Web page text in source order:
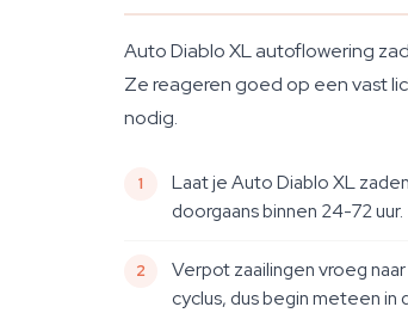
Auto Diablo XL autoflowering
Ze reageren goed op een vast
nodig.
Laat je Auto Diablo XL
doorgaans binnen 24-72 uur.
Verpot zaailingen vroeg
cyclus, dus begin meteen in